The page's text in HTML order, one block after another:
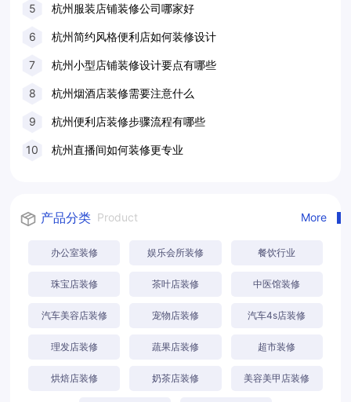
5 杭州服装店铺装修公司哪家好
6 杭州简约风格便利店如何装修设计
7 杭州小型店铺装修设计要点有哪些
8 杭州烟酒店装修需要注意什么
9 杭州便利店装修步骤流程有哪些
10 杭州直播间如何装修更专业
产品分类 Product More
办公室装修 娱乐会所装修 餐饮行业
珠宝店装修 茶叶店装修 中医馆装修
汽车美容店装修 宠物店装修 汽车4s店装修
理发店装修 蔬果店装修 超市装修
烘焙店装修 奶茶店装修 美容美甲店装修